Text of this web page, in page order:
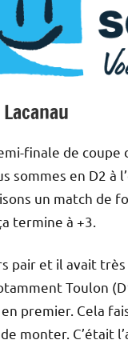
finale de coupe
sommes en D2 à
un match de
termine à +3.
pair et il avait
Toulon
premier. Cela
monter. C’était